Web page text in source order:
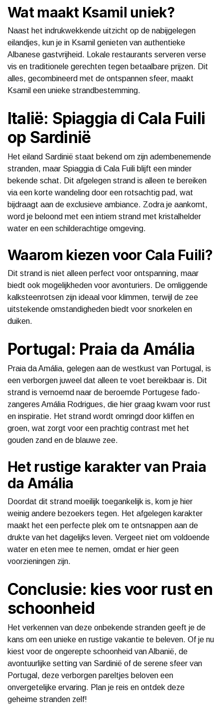
Wat maakt Ksamil uniek?
Naast het indrukwekkende uitzicht op de nabijgelegen
eilandjes, kun je in Ksamil genieten van authentieke
Albanese gastvrijheid. Lokale restaurants serveren verse
vis en traditionele gerechten tegen betaalbare prijzen. Dit
alles, gecombineerd met de ontspannen sfeer, maakt
Ksamil een unieke strandbestemming.
Italië: Spiaggia di Cala Fuili
op Sardinië
Het eiland Sardinië staat bekend om zijn adembenemende
stranden, maar Spiaggia di Cala Fuili blijft een minder
bekende schat. Dit afgelegen strand is alleen te bereiken
via een korte wandeling door een rotsachtig pad, wat
bijdraagt aan de exclusieve ambiance. Zodra je aankomt,
word je beloond met een intiem strand met kristalhelder
water en een schilderachtige omgeving.
Waarom kiezen voor Cala Fuili?
Dit strand is niet alleen perfect voor ontspanning, maar
biedt ook mogelijkheden voor avonturiers. De omliggende
kalksteenrotsen zijn ideaal voor klimmen, terwijl de zee
uitstekende omstandigheden biedt voor snorkelen en
duiken.
Portugal: Praia da Amália
Praia da Amália, gelegen aan de westkust van Portugal, is
een verborgen juweel dat alleen te voet bereikbaar is. Dit
strand is vernoemd naar de beroemde Portugese fado-
zangeres Amália Rodrigues, die hier graag kwam voor rust
en inspiratie. Het strand wordt omringd door kliffen en
groen, wat zorgt voor een prachtig contrast met het
gouden zand en de blauwe zee.
Het rustige karakter van Praia
da Amália
Doordat dit strand moeilijk toegankelijk is, kom je hier
weinig andere bezoekers tegen. Het afgelegen karakter
maakt het een perfecte plek om te ontsnappen aan de
drukte van het dagelijks leven. Vergeet niet om voldoende
water en eten mee te nemen, omdat er hier geen
voorzieningen zijn.
Conclusie: kies voor rust en
schoonheid
Het verkennen van deze onbekende stranden geeft je de
kans om een unieke en rustige vakantie te beleven. Of je nu
kiest voor de ongerepte schoonheid van Albanië, de
avontuurlijke setting van Sardinië of de serene sfeer van
Portugal, deze verborgen pareltjes beloven een
onvergetelijke ervaring. Plan je reis en ontdek deze
geheime stranden zelf!